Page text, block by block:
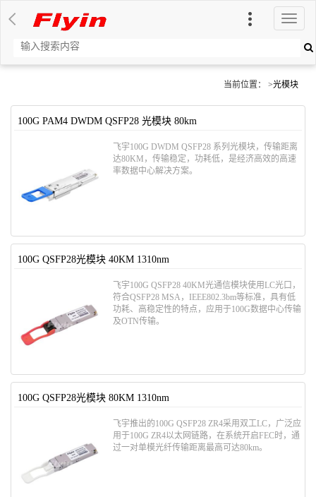
切
换
当前位置： >光模块
100G PAM4 DWDM QSFP28 光模块 80km
飞宇100G DWDM QSFP28 系列光模块，传输距离
达80KM，传输稳定，功耗低，是经济高效的高速
率数据中心解决方案。
100G QSFP28光模块 40KM 1310nm
飞宇100G QSFP28 40KM光通信模块使用LC光口，
符合QSFP28 MSA，IEEE802.3bm等标准，具有低
功耗、高稳定性的特点，应用于100G数据中心传输
及OTN传输。
100G QSFP28光模块 80KM 1310nm
飞宇推出的100G QSFP28 ZR4采用双工LC，广泛应
用于100G ZR4以太网链路，在系统开启FEC时，通
过一对单模光纤传输距离最高可达80km。